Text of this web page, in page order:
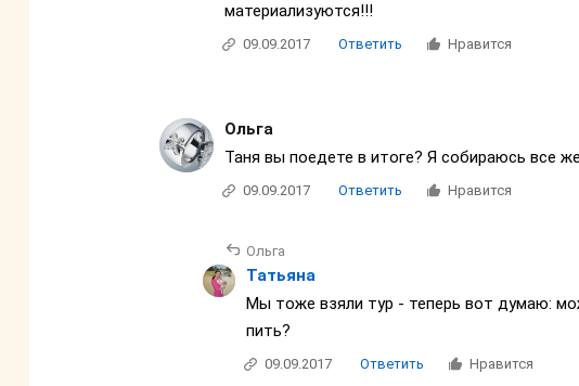
материализуются!!!
09.09.2017 Ответить Нравится
Ольга
Таня вы поедете в итоге? Я собираюсь все
09.09.2017 Ответить Нравится
Ольга
Татьяна
Мы тоже взяли тур - теперь вот думаю:
пить?
09.09.2017 Ответить Нравится